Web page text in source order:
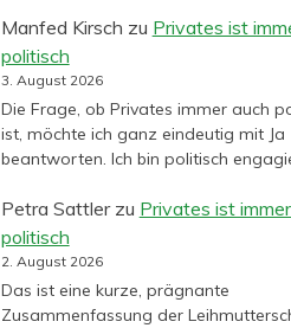
Manfed Kirsch zu Privates ist
politisch
3. August 2026
Die Frage, ob Privates immer auch
ist, möchte ich ganz eindeutig mit Ja
beantworten. Ich bin politisch
Petra Sattlerzu Privates ist
politisch
2. August 2026
Das ist eine kurze, prägnante
Zusammenfassung der